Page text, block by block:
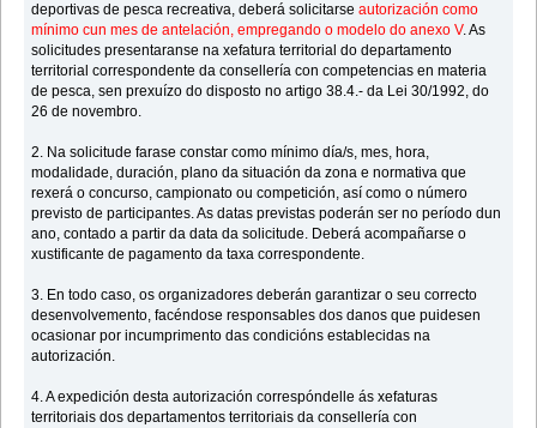
deportivas de pesca recreativa, deberá solicitarseautorización como
mínimo cun mes de antelación, empregando o modelo do anexo V. As
solicitudes presentaranse na xefatura territorial do departamento
territorial correspondente da consellería con competencias en materia
de pesca, sen prexuízo do disposto no artigo 38.4.- da Lei 30/1992, do
26 de novembro.
2. Na solicitude farase constar como mínimo día/s, mes, hora,
modalidade, duración, plano da situación da zona e normativa que
rexerá o concurso, campionato ou competición, así como o número
previsto de participantes. As datas previstas poderán ser no período dun
ano, contado a partir da data da solicitude. Deberá acompañarse o
xustificante de pagamento da taxa correspondente.
3. En todo caso, os organizadores deberán garantizar o seu correcto
desenvolvemento, facéndose responsables dos danos que puidesen
ocasionar por incumprimento das condicións establecidas na
autorización.
4. A expedición desta autorización correspóndelle ás xefaturas
territoriais dos departamentos territoriais da consellería con